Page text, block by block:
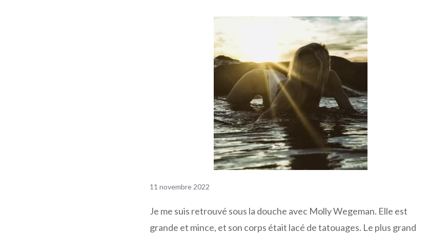
11 novembre 2022
Je me suis retrouvé sous la douche avec Molly Wegeman. Elle est
grande et mince, et son corps était lacé de tatouages. Le plus grand